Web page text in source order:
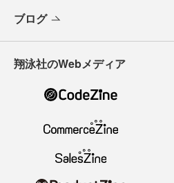
ブログ
翔泳社のWebメディア